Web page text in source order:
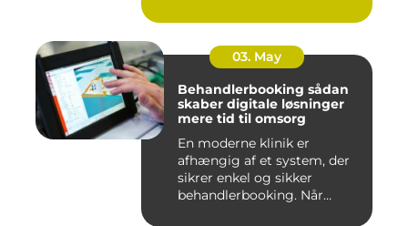
03. May
Behandlerbooking sådan
skaber digitale løsninger
mere tid til omsorg
En moderne klinik er
afhængig af et system, der
sikrer enkel og sikker
behandlerbooking. Når